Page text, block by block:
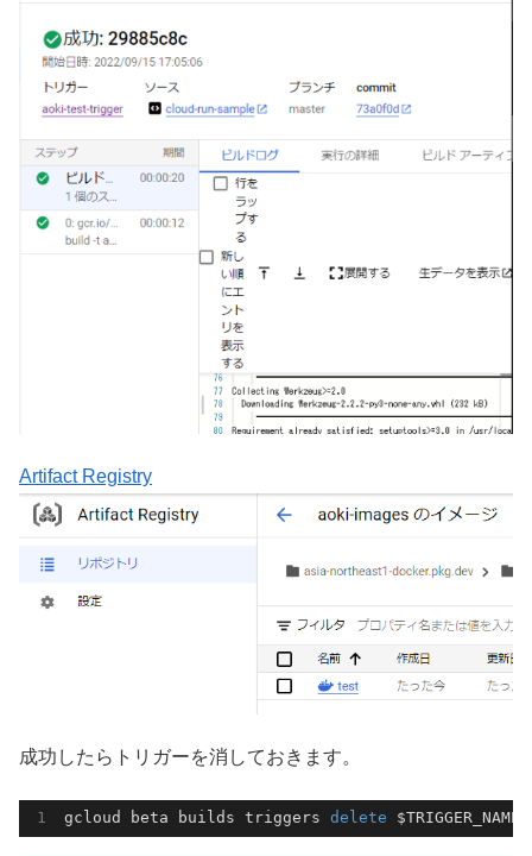
Artifact Registry
成功したらトリガーを消しておきます。
gcloud beta builds triggers delete